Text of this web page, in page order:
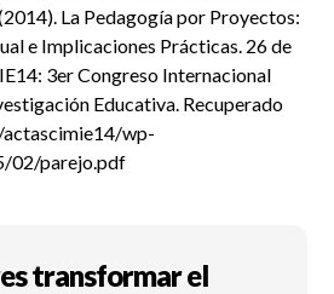
La Pedagogía por Proyectos:
e Implicaciones Prácticas. 26 de
3er Congreso Internacional
Educativa. Recuperado
wp-
02/parejo.pdf
transformar el